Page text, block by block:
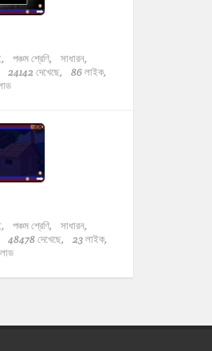
পঞ্চম শ্রেণি,
সাধারন,
24142 দেখেছে,
86 লাইক,
পঞ্চম শ্রেণি,
সাধারন,
48478 দেখেছে,
23 লাইক,